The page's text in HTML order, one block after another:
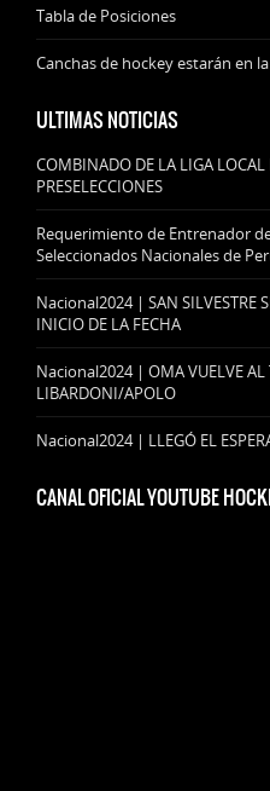
Tabla de Posiciones
Canchas de hockey estarán en
ULTIMAS NOTICIAS
COMBINADO DE LA LIGA LOCAL
PRESELECCIONES
Requerimiento de Entrenador
Seleccionados Nacionales de
Nacional2024 | SAN SILVESTRE
INICIO DE LA FECHA
Nacional2024 | OMA VUELVE AL
LIBARDONI/APOLO
Nacional2024 | LLEGÓ EL
CANAL OFICIAL YOUTUBE